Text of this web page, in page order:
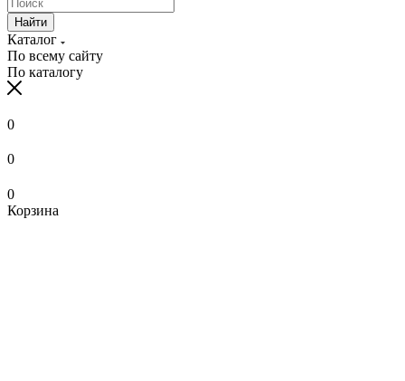
Найти
Каталог
По всему сайту
По каталогу
0
0
0
Корзина